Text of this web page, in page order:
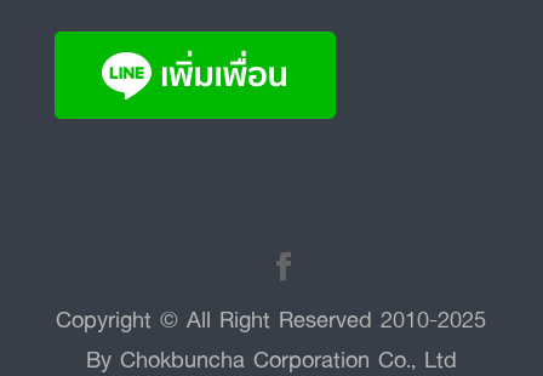
Copyright © All Right Reserved 2010-2025
By Chokbuncha Corporation Co., Ltd